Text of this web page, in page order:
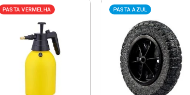
PASTA VERMELHA PASTA AZUL